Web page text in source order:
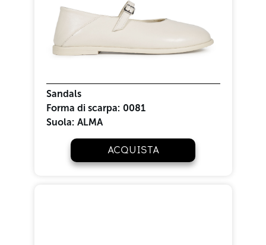
Sandals
Forma di scarpa: 0081
Suola: ALMA
ACQUISTA